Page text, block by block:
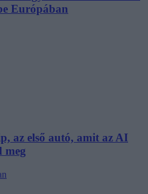
Európában
az első autó, amit az AI
meg